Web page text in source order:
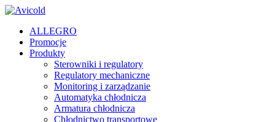
ALLEGRO
Promocje
Produkty
Sterowniki i regulatory
Regulatory mechaniczne
Monitoring i zarządzanie
Automatyka chłodnicza
Armatura chłodnicza
Chłodnictwo transportowe